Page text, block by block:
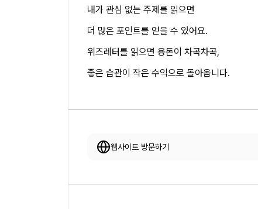
내가 관심 없는 주제를 읽으면
더 많은 포인트를 얻을 수 있어요.
위즈레터를 읽으면 용돈이 차곡차곡,
좋은 습관이 작은 수익으로 돌아옵니다.
웹사이트 방문하기